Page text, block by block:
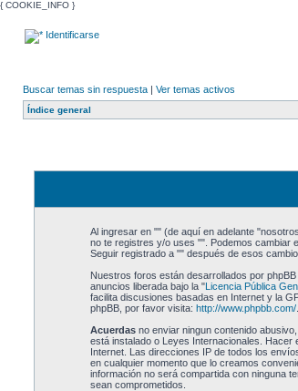
{ COOKIE_INFO }
Identificarse
Buscar temas sin respuesta | Ver temas activos
Índice general
Al ingresar en "" (de aquí en adelante
no te registres y/o uses "". Podemos cambiar
Seguir registrado a "" después de esos
Nuestros foros están desarrollados por
anuncios liberada bajo la "Licencia Pública
facilita discusiones basadas en Internet y la
phpBB, por favor visita: http://www.phpbb.com/.
Acuerdasno enviar ningun contenido
está instalado o Leyes Internacionales.
Internet. Las direcciones IP de todos los
en cualquier momento que lo creamos
información no será compartida con ninguna
sean comprometidos.